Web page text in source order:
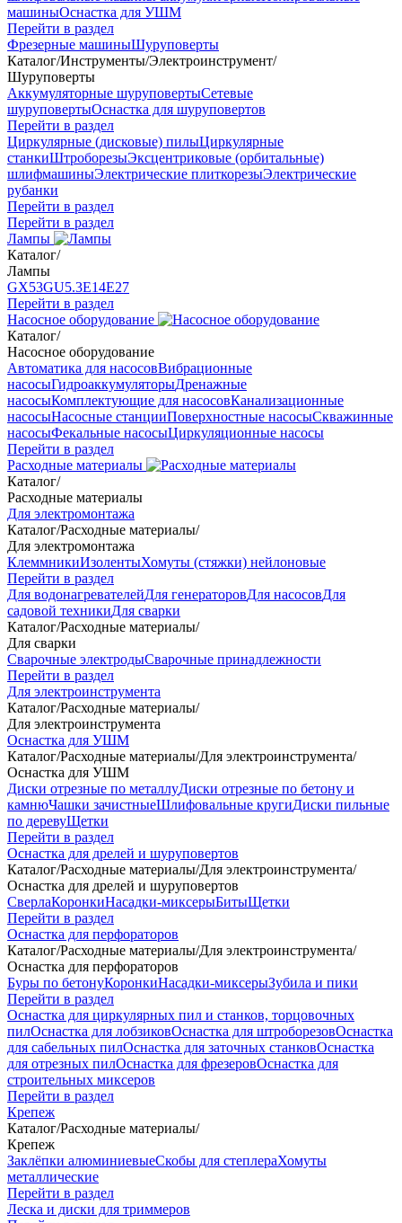
машиныОснастка для УШМ
Перейти в раздел
Фрезерные машиныШуруповерты
Каталог/Инструменты/Электроинструмент/
Шуруповерты
Аккумуляторные шуруповертыСетевые
шуруповертыОснастка для шуруповертов
Перейти в раздел
Циркулярные (дисковые) пилыЦиркулярные
станкиШтроборезыЭксцентриковые (орбитальные)
шлифмашиныЭлектрические плиткорезыЭлектрические
рубанки
Перейти в раздел
Перейти в раздел
Лампы
Каталог/
Лампы
GX53GU5.3Е14Е27
Перейти в раздел
Насосное оборудование
Каталог/
Насосное оборудование
Автоматика для насосовВибрационные
насосыГидроаккумуляторыДренажные
насосыКомплектующие для насосовКанализационные
насосыНасосные станцииПоверхностные насосыСкважинные
насосыФекальные насосыЦиркуляционные насосы
Перейти в раздел
Расходные материалы
Каталог/
Расходные материалы
Для электромонтажа
Каталог/Расходные материалы/
Для электромонтажа
КлеммникиИзолентыХомуты (стяжки) нейлоновые
Перейти в раздел
Для водонагревателейДля генераторовДля насосовДля
садовой техникиДля сварки
Каталог/Расходные материалы/
Для сварки
Сварочные электродыСварочные принадлежности
Перейти в раздел
Для электроинструмента
Каталог/Расходные материалы/
Для электроинструмента
Оснастка для УШМ
Каталог/Расходные материалы/Для электроинструмента/
Оснастка для УШМ
Диски отрезные по металлуДиски отрезные по бетону и
камнюЧашки зачистныеШлифовальные кругиДиски пильные
по деревуЩетки
Перейти в раздел
Оснастка для дрелей и шуруповертов
Каталог/Расходные материалы/Для электроинструмента/
Оснастка для дрелей и шуруповертов
СверлаКоронкиНасадки-миксерыБитыЩетки
Перейти в раздел
Оснастка для перфораторов
Каталог/Расходные материалы/Для электроинструмента/
Оснастка для перфораторов
Буры по бетонуКоронкиНасадки-миксерыЗубила и пики
Перейти в раздел
Оснастка для циркулярных пил и станков, торцовочных
пилОснастка для лобзиковОснастка для штроборезовОснастка
для сабельных пилОснастка для заточных станковОснастка
для отрезных пилОснастка для фрезеровОснастка для
строительных миксеров
Перейти в раздел
Крепеж
Каталог/Расходные материалы/
Крепеж
Заклёпки алюминиевыеСкобы для степлераХомуты
металлические
Перейти в раздел
Леска и диски для триммеров